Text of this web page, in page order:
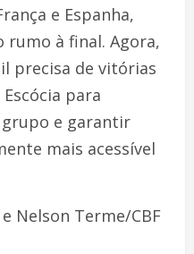
e Espanha,
rumo à final. Agora,
precisa de vitórias
para
e garantir
mais acessível
Nelson Terme/CBF